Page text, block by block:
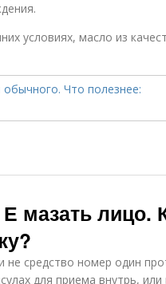
условиях, масло из
мазать лицо.
средство номер один
для приема внутрь, или